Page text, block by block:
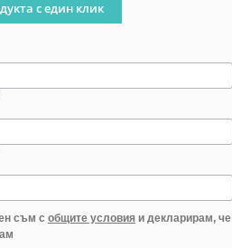
с един клик
съм с общите условия и декларирам, че